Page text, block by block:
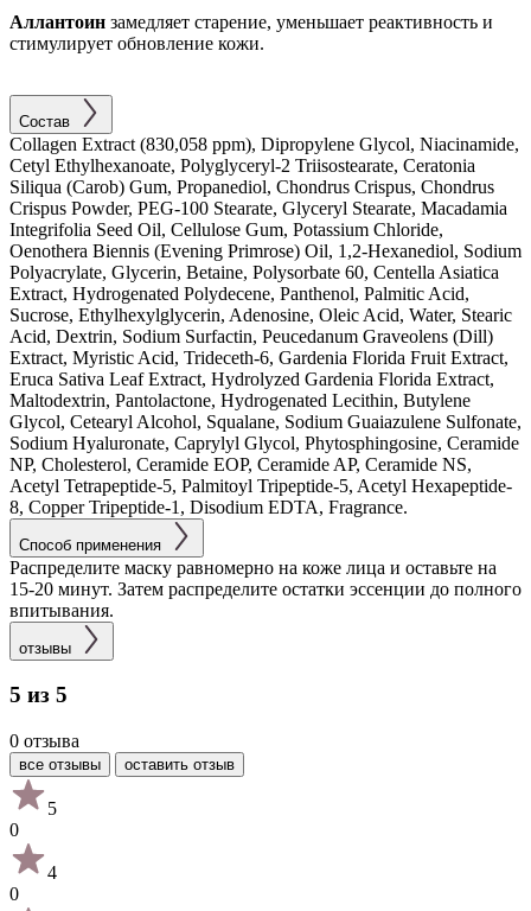
Аллантоин замедляет старение, уменьшает реактивность и
стимулирует обновление кожи.
Состав
Collagen Extract (830,058 ppm), Dipropylene Glycol, Niacinamide,
Cetyl Ethylhexanoate, Polyglyceryl-2 Triisostearate, Ceratonia
Siliqua (Carob) Gum, Propanediol, Chondrus Crispus, Chondrus
Crispus Powder, PEG-100 Stearate, Glyceryl Stearate, Macadamia
Integrifolia Seed Oil, Cellulose Gum, Potassium Chloride,
Oenothera Biennis (Evening Primrose) Oil, 1,2-Hexanediol, Sodium
Polyacrylate, Glycerin, Betaine, Polysorbate 60, Centella Asiatica
Extract, Hydrogenated Polydecene, Panthenol, Palmitic Acid,
Sucrose, Ethylhexylglycerin, Adenosine, Oleic Acid, Water, Stearic
Acid, Dextrin, Sodium Surfactin, Peucedanum Graveolens (Dill)
Extract, Myristic Acid, Trideceth-6, Gardenia Florida Fruit Extract,
Eruca Sativa Leaf Extract, Hydrolyzed Gardenia Florida Extract,
Maltodextrin, Pantolactone, Hydrogenated Lecithin, Butylene
Glycol, Cetearyl Alcohol, Squalane, Sodium Guaiazulene Sulfonate,
Sodium Hyaluronate, Caprylyl Glycol, Phytosphingosine, Ceramide
NP, Cholesterol, Ceramide EOP, Ceramide AP, Ceramide NS,
Acetyl Tetrapeptide-5, Palmitoyl Tripeptide-5, Acetyl Hexapeptide-
8, Copper Tripeptide-1, Disodium EDTA, Fragrance.
Способ применения
Распределите маску равномерно на коже лица и оставьте на
15-20 минут. Затем распределите остатки эссенции до полного
впитывания.
отзывы
5 из 5
0 отзыва
все отзывы оставить отзыв
5
0
4
0